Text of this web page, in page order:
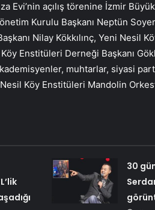
Evi’nin açılış törenine İzmir
Kurulu Başkanı Neptün
Nilay Kökkılınç, Yeni Nesil
Enstitüleri Derneği Başkanı
muhtarlar, siyasi
Nesil Köy Enstitüleri Mandolin
30